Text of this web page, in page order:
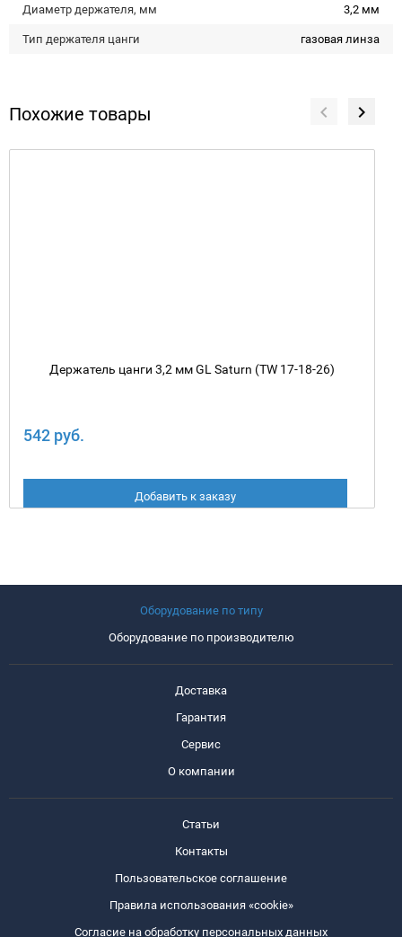
Диаметр держателя, мм 3,2 мм
Тип держателя цанги газовая линза
Похожие товары
Держатель цанги 3,2 мм GL Saturn (TW 17-18-26)
542 руб.
Добавить к заказу
Оборудование по типу
Оборудование по производителю
Доставка
Гарантия
Сервис
О компании
Статьи
Контакты
Пользовательское соглашение
Правила использования «cookie»
Согласие на обработку персональных данных